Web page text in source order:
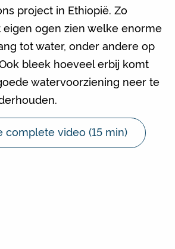
project in Ethiopië. Zo
ogen zien welke enorme
tot water, onder andere op
bleek hoeveel erbij komt
watervoorziening neer te
complete video (15 min)